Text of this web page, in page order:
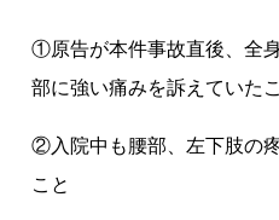
①原告が本件事故直後、全
部に強い痛みを訴えていた
②入院中も腰部、左下肢の
こと